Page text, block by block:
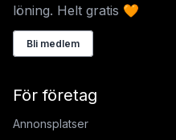
löning. Helt gratis 🧡
Bli medlem
För företag
Annonsplatser